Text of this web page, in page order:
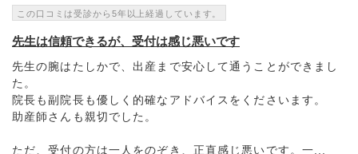
この口コミは受診から5年以上経過しています。
先生は信頼できるが、受付は感じ悪いです
先生の腕はたしかで、出産まで安心して通うことができまし
た。
院長も副院長も優しく的確なアドバイスをくださいます。
助産師さんも親切でした。
ただ、受付の方は一人をのぞき、正直感じ悪いです。一...